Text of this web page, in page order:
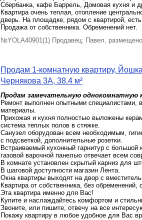
Сбербанка, кафе Баррель, Домовая кухня и
Квартира очень теплая, отопление
дверь. На площадке, рядом с квартирой,
Продажа от собственника. Обременений нет.
№YOLA40901(1) Продавец: Павел,
Продам 1-комнатную квартиру,
Чернякова 3А, 38.4 м²
Продам замечательную однокомнатную
Ремонт выполнен опытными специалистами,
материалы.
Прихожая и кухня полностью выложены
система теплых полов в стяжке.
Санузел оборудован всем необходимым,
с подсветкой, дополнительные розетки.
Встраиваемый кухонный гарнитур с
газовой варочной панелью отвечает всем
В комнате установлен скрытый карниз для
В шаговой доступности магазин Лента.
Окна квартиры выходят на двор с
Квартира от собственника, без
Эта квартира именно для Вас!
Купите и наслаждайтесь комфортом и
Звоните, или пишите, отвечу на все
Покажу квартиру в любое удобное для Вас